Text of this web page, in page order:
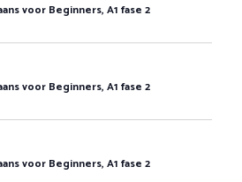
voor Beginners, A1 fase 2
voor Beginners, A1 fase 2
voor Beginners, A1 fase 2